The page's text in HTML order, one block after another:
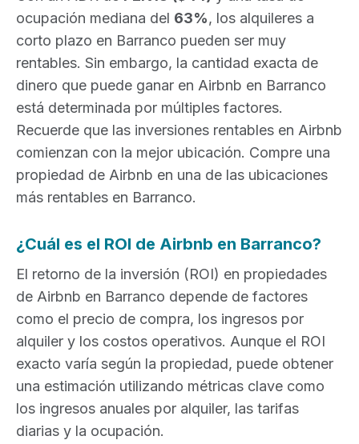
ocupación mediana del 63%, los alquileres a
corto plazo en Barranco pueden ser muy
rentables. Sin embargo, la cantidad exacta de
dinero que puede ganar en Airbnb en Barranco
está determinada por múltiples factores.
Recuerde que las inversiones rentables en Airbnb
comienzan con la mejor ubicación. Compre una
propiedad de Airbnb en una de las ubicaciones
más rentables en Barranco.
¿Cuál es el ROI de Airbnb en Barranco?
El retorno de la inversión (ROI) en propiedades
de Airbnb en Barranco depende de factores
como el precio de compra, los ingresos por
alquiler y los costos operativos. Aunque el ROI
exacto varía según la propiedad, puede obtener
una estimación utilizando métricas clave como
los ingresos anuales por alquiler, las tarifas
diarias y la ocupación.